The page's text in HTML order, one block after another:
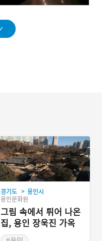
경기도 > 용인시
용인문화원
그림 속에서 튀어 나온
집, 용인 장욱진 가옥